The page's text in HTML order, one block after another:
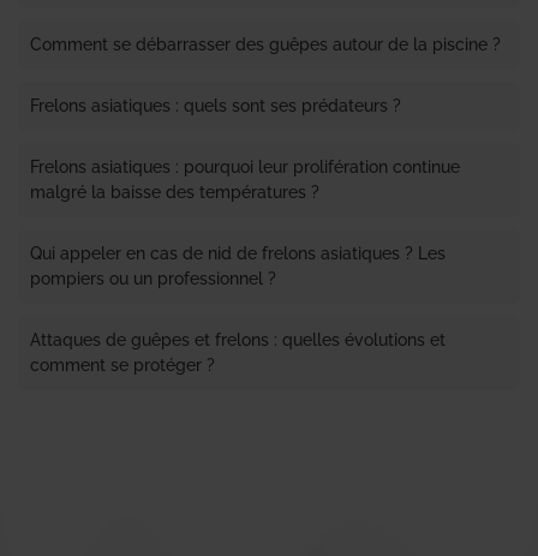
Comment se débarrasser des guêpes autour de la piscine ?
Frelons asiatiques : quels sont ses prédateurs ?
Frelons asiatiques : pourquoi leur prolifération continue
malgré la baisse des températures ?
Qui appeler en cas de nid de frelons asiatiques ? Les
pompiers ou un professionnel ?
Attaques de guêpes et frelons : quelles évolutions et
comment se protéger ?